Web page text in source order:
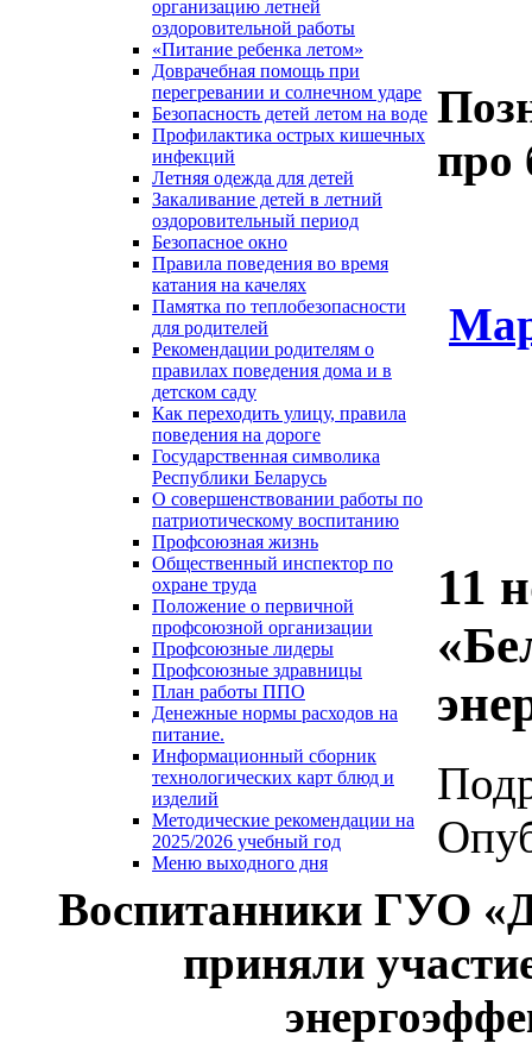
организацию летней
оздоровительной работы
«Питание ребенка летом»
Доврачебная помощь при
перегревании и солнечном ударе
Безопасность детей летом на воде
Профилактика острых кишечных
инфекций
Летняя одежда для детей
Закаливание детей в летний
оздоровительный период
Безопасное окно
Правила поведения во время
катания на качелях
Памятка по теплобезопасности
для родителей
Рекомендации родителям о
правилах поведения дома и в
детском саду
Как переходить улицу, правила
поведения на дороге
Государственная символика
Республики Беларусь
О совершенствовании работы по
патриотическому воспитанию
Профсоюзная жизнь
Общественный инспектор по
охране труда
Положение о первичной
профсоюзной организации
Профсоюзные лидеры
Профсоюзные здравницы
План работы ППО
Денежные нормы расходов на
питание.
Информационный сборник
технологических карт блюд и
изделий
Методические рекомендации на
2025/2026 учебный год
Меню выходного дня
про
11
Воспитанники ГУО
приняли